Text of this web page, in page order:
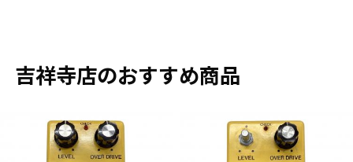
吉祥寺店のおすすめ商品